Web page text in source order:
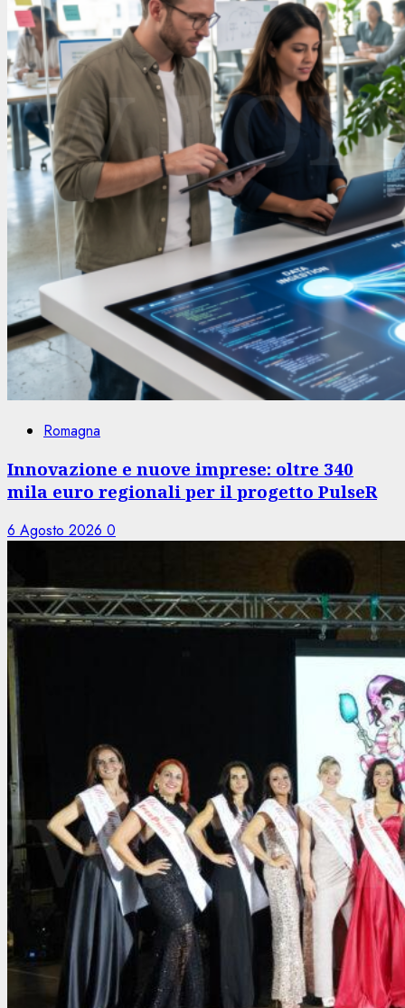
Romagna
Innovazione e nuove imprese: oltre 340
mila euro regionali per il progetto PulseR
6 Agosto 2026 0